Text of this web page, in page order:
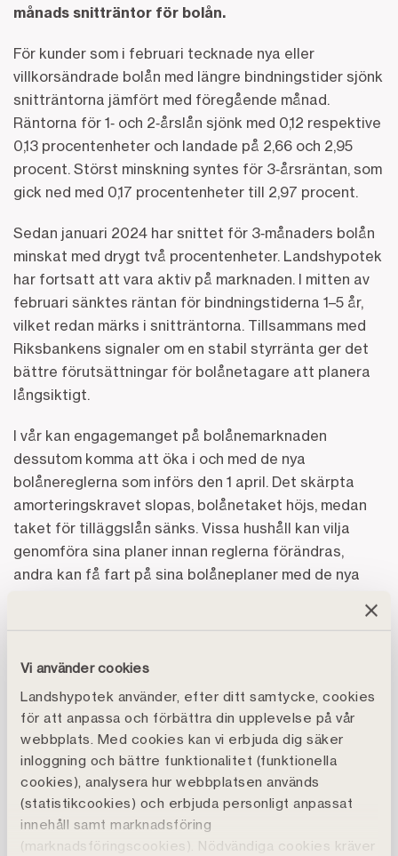
Vi använder cookies
Landshypotek använder, efter ditt samtycke, cookies
för att anpassa och förbättra din upplevelse på vår
webbplats. Med cookies kan vi erbjuda dig säker
inloggning och bättre funktionalitet (funktionella
cookies), analysera hur webbplatsen används
(statistikcookies) och erbjuda personligt anpassat
innehåll samt marknadsföring
(marknadsföringscookies). Nödvändiga cookies kräver
månads snitträntor för bolån.
För kunder som i februari tecknade nya eller
villkorsändrade bolån med längre bindningstider sjönk
snitträntorna jämfört med föregående månad.
Räntorna för 1‑ och 2‑årslån sjönk med 0,12 respektive
0,13 procentenheter och landade på 2,66 och 2,95
procent. Störst minskning syntes för 3‑årsräntan, som
gick ned med 0,17 procentenheter till 2,97 procent.
Sedan januari 2024 har snittet för 3‑månaders bolån
minskat med drygt två procentenheter. Landshypotek
har fortsatt att vara aktiv på marknaden. I mitten av
februari sänktes räntan för bindningstiderna 1–5 år,
vilket redan märks i snitträntorna. Tillsammans med
Riksbankens signaler om en stabil styrränta ger det
bättre förutsättningar för bolånetagare att planera
långsiktigt.
I vår kan engagemanget på bolånemarknaden
dessutom komma att öka i och med de nya
bolånereglerna som införs den 1 april. Det skärpta
amorteringskravet slopas, bolånetaket höjs, medan
taket för tilläggslån sänks. Vissa hushåll kan vilja
genomföra sina planer innan reglerna förändras,
andra kan få fart på sina bolåneplaner med de nya
räntorna sjunkit och blivit allt stabilare så har det
kund. Aktiviteten på marknaden kan dessutom få en
extra skjuts med de förändrade reglerna och
diskussionen om dem, även om vi inte gillar den
onödiga skillnaden som blir mellan nyköp och
tilläggslån, säger Stefan Malmström, affärschef på
Landshypotek Bank.